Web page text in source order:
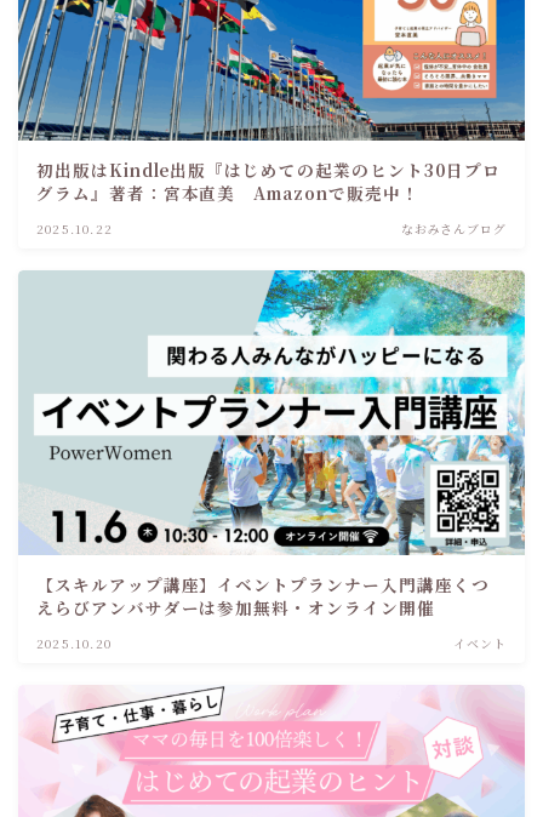
初出版はKindle出版『はじめての起業のヒント30日プロ
グラム』著者：宮本直美 Amazonで販売中！
2025.10.22 なおみさんブログ
【スキルアップ講座】イベントプランナー入門講座くつ
えらびアンバサダーは参加無料・オンライン開催
2025.10.20 イベント